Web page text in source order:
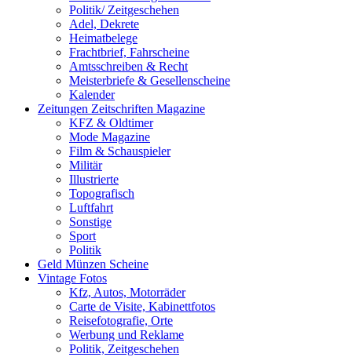
Politik/ Zeitgeschehen
Adel, Dekrete
Heimatbelege
Frachtbrief, Fahrscheine
Amtsschreiben & Recht
Meisterbriefe & Gesellenscheine
Kalender
Zeitungen Zeitschriften Magazine
KFZ & Oldtimer
Mode Magazine
Film & Schauspieler
Militär
Illustrierte
Topografisch
Luftfahrt
Sonstige
Sport
Politik
Geld Münzen Scheine
Vintage Fotos
Kfz, Autos, Motorräder
Carte de Visite, Kabinettfotos
Reisefotografie, Orte
Werbung und Reklame
Politik, Zeitgeschehen